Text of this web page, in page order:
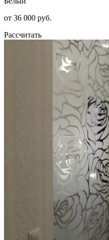
от 36 000 руб.
Рассчитать